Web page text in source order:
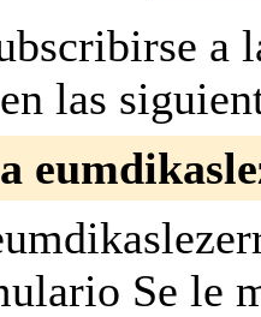
a
las
Se le